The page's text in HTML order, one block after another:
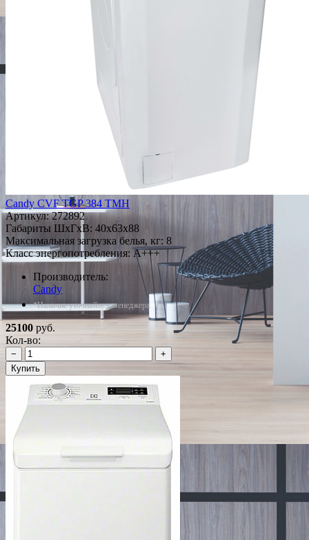
Candy CVF TGP 384 TMH
Артикул:272892
Габариты ШxГxВ: 40x63x88
Максимальная загрузка белья, кг: 8
Класс энергопотребления: A+++
Производитель:
Candy
*Наличие уточняйте у менеджера
25100 руб.
Кол-во:
−
+
Купить